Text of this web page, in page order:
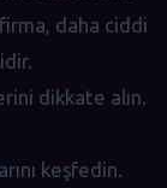
daha ciddi
dikkate alın.
keşfedin.